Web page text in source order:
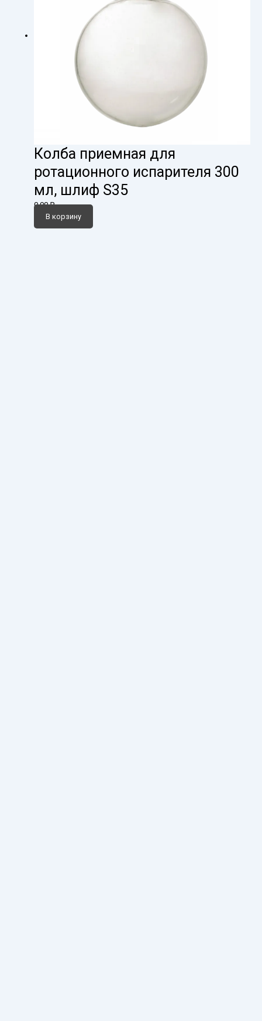
Колба приемная для
ротационного испарителя 300
мл, шлиф S35
0,00₽
В корзину